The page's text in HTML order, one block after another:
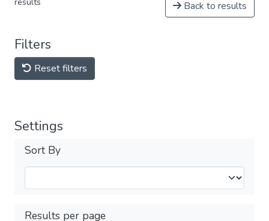
Back to results
Filters
Reset filters
Settings
Sort By
Results per page